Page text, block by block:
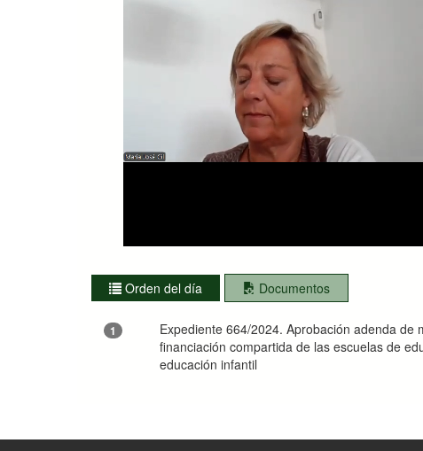
Orden del día Documentos
1
Expediente 664/2024. Aprobación adenda
financiación compartida de las escuelas de
educación infantil